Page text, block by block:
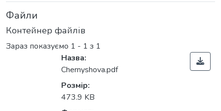
Файли
Контейнер файлів
Зараз показуємо 1 - 1 з 1
Назва:
Chernyshova.pdf
Розмір:
473.9 KB